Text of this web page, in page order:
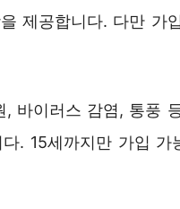
제공합니다. 다만 가
바이러스 감염, 통풍
. 15세까지만 가입 가